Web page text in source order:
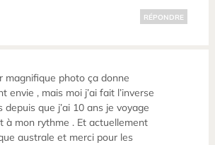
RÉPONDRE
magnifique photo ça donne
envie , mais moi j’ai fait l’inverse
depuis que j’ai 10 ans je voyage
à mon rythme . Et actuellement
australe et merci pour les